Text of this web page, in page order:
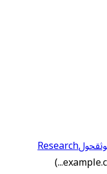
حولResearch